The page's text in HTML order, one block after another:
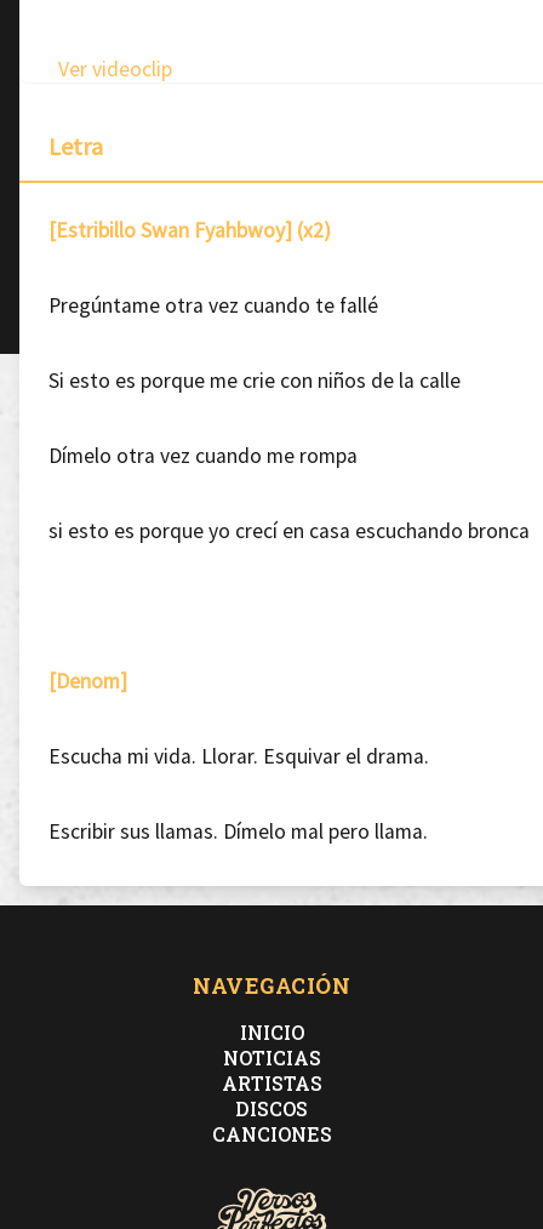
Ver videoclip
Letra
[Estribillo Swan Fyahbwoy] (x2)
Pregúntame otra vez cuando te fallé
Si esto es porque me crie con niños de la calle
Dímelo otra vez cuando me rompa
si esto es porque yo crecí en casa escuchando bronca
[Denom]
Escucha mi vida. Llorar. Esquivar el drama.
Escribir sus llamas. Dímelo mal pero llama.
Mi luna. Sentí que me sana.
Veneno. Ven a la tana.
Pintar el papel no cambiará nada
lo bueno no dura, cuatro uno se para
NAVEGACIÓN
INICIO
NOTICIAS
ARTISTAS
DISCOS
CANCIONES